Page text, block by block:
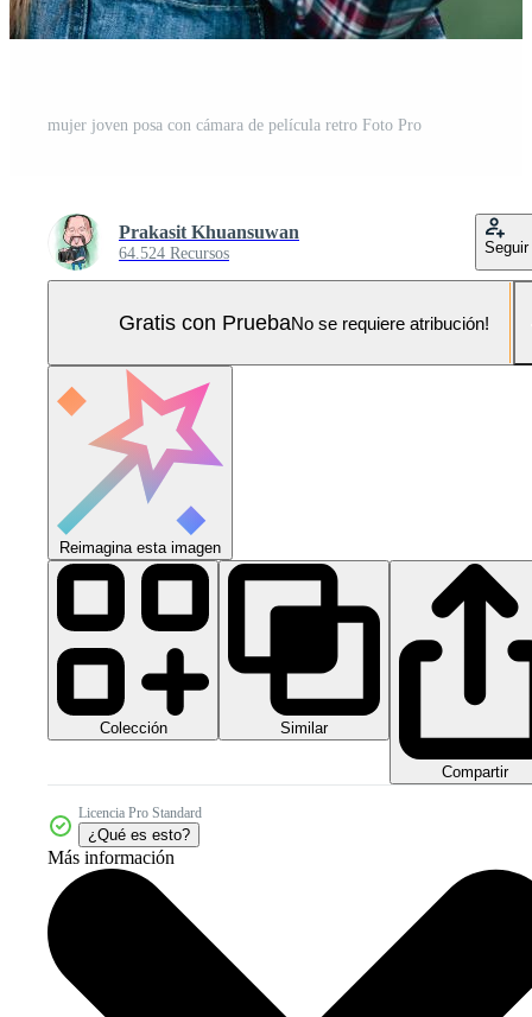
mujer joven posa con cámara de película retro Foto Pro
Prakasit Khuansuwan
64.524 Recursos Seguir
Gratis con PruebaNo se requiere atribución!
Reimagina esta imagen
Colección Similar
Compartir
Licencia Pro Standard
¿Qué es esto?
Más información